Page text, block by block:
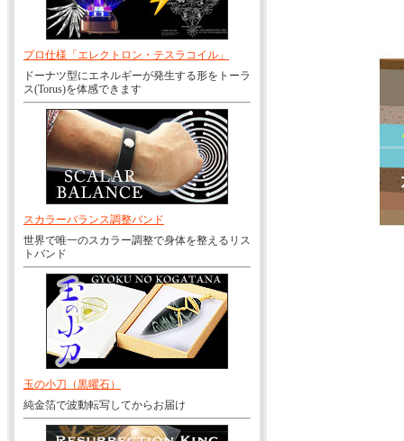
プロ仕様「エレクトロン・テスラコイル」
ドーナツ型にエネルギーが発生する形をトーラ
ス(Torus)を体感できます
スカラーバランス調整バンド
世界で唯一のスカラー調整で身体を整えるリス
トバンド
玉の小刀（黒曜石）
純金箔で波動転写してからお届け